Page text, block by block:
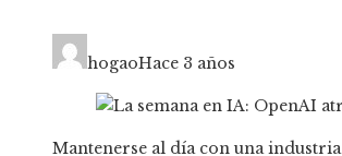
hogaoHace 3 años
Mantenerse al día con una industria